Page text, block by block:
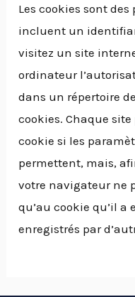
Les cookies sont
incluent un
visitez un site
ordinateur
dans un répertoire
cookies. Chaque
cookie si les
permettent, mais,
votre navigateur ne
qu’au cookie qu’il a
enregistrés par